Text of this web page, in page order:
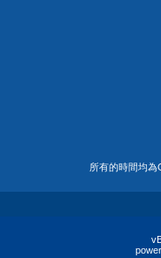
所有的時間均為